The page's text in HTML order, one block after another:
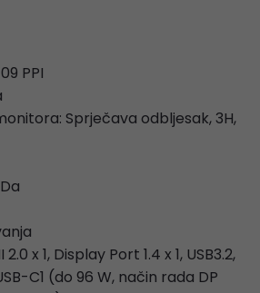
PPI
Sprječava odbljesak, 3H,
x 1, Display Port 1.4 x 1, USB3.2,
C1 (do 96 W, način rada DP